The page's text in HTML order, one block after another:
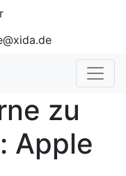
zu
Apple